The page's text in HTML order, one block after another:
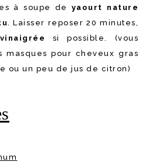
à soupe de yaourt nature
. Laisser reposer 20 minutes,
si possible. (vous
masques pour cheveux gras
ou un peu de jus de citron)